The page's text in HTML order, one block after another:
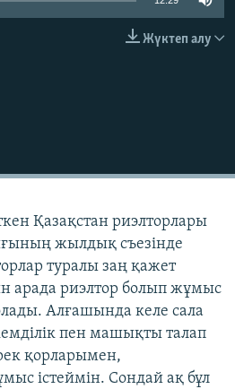
Жүктеп алу
Қазақстан риэлторлары
жылдық съезінде
туралы заң қажет
арада риэлтор болып жұмыс
Алғашында келе сала
пен машықты талап
қорларымен,
істеймін. Сондай ақ бұл